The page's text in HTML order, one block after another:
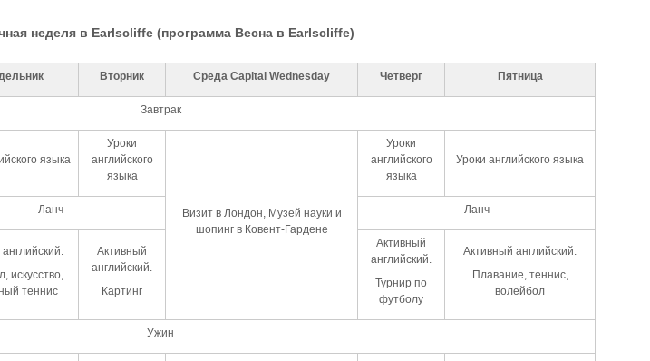
неделя в Earlscliffe (программа Весна в Earlscliffe)
Вторник Среда Capital Wednesday Четверг Пятница
Завтрак
языка
Уроки
английского
языка
Визит в Лондон, Музей науки и
шопинг в Ковент-Гардене
Уроки
английского
языка
Уроки английского языка
Ланч Ланч
искусство,
теннис
Активный
английский.
Картинг
Активный
английский.
Турнир по
футболу
Активный английский.
Плавание, теннис,
волейбол
Ужин